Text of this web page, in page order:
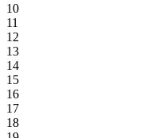
10
11
12
13
14
15
16
17
18